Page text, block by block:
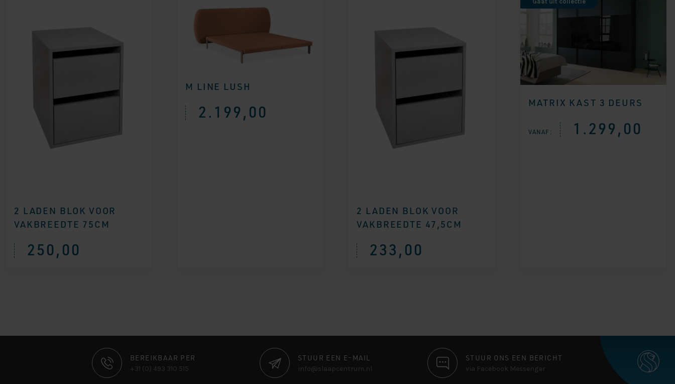
2 LADEN BLOK VOOR
VAKBREEDTE 75CM
250,00
M LINE LUSH
2.199,00
2 LADEN BLOK VOOR
VAKBREEDTE 47,5CM
233,00
MATRIX KAST 3 DEURS
VANAF: 1.299,00
BEREIKBAAR PER
+31 (0) 493 310 515
STUUR EEN E-MAIL
info@slaapcentrum.nl
STUUR ONS EEN BERICHT
via Facebook Messenger